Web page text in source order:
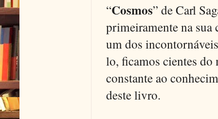
“Cosmos” de Carl
primeiramente na sua
um dos
lo, ficamos cientes
constante ao
deste livro.